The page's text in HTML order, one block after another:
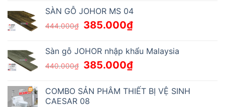
SÀN GỖ JOHOR MS 04
444.000₫ 385.000₫
Sàn gỗ JOHOR nhập khẩu Malaysia
440.000₫ 385.000₫
COMBO SẢN PHÂM THIẾT BỊ VỆ SINH
CAESAR 08